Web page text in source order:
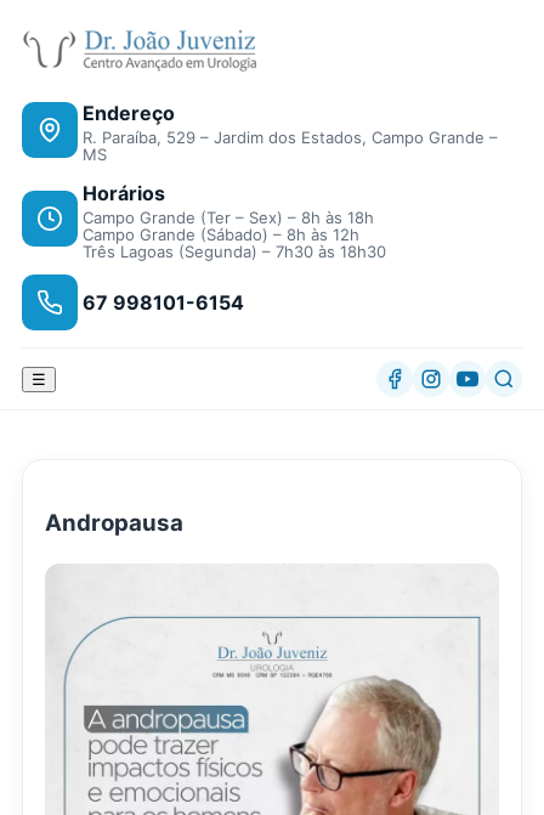
Endereço
R. Paraíba, 529 – Jardim dos Estados, Campo Grande –
MS
Horários
Campo Grande (Ter – Sex) – 8h às 18h
Campo Grande (Sábado) – 8h às 12h
Três Lagoas (Segunda) – 7h30 às 18h30
67 998101-6154
☰
Andropausa